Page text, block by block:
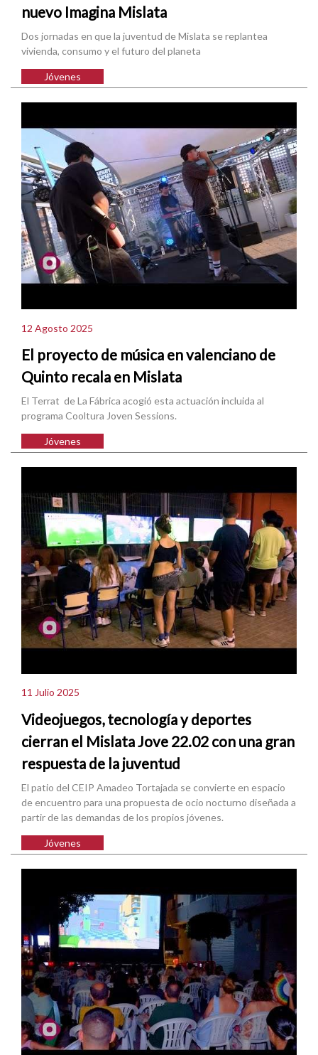
nuevo Imagina Mislata
Dos jornadas en que la juventud de Mislata se replantea
vivienda, consumo y el futuro del planeta
Jóvenes
12 Agosto 2025
El proyecto de música en valenciano de
Quinto recala en Mislata
El Terrat de La Fábrica acogió esta actuación incluida al
programa Cooltura Joven Sessions.
Jóvenes
11 Julio 2025
Videojuegos, tecnología y deportes
cierran el Mislata Jove 22.02 con una gran
respuesta de la juventud
El patio del CEIP Amadeo Tortajada se convierte en espacio
de encuentro para una propuesta de ocio nocturno diseñada a
partir de las demandas de los propios jóvenes.
Jóvenes